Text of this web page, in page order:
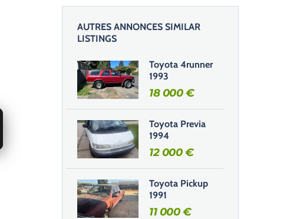
AUTRES ANNONCES SIMILAR
LISTINGS
Toyota 4runner
1993
18 000€
Toyota Previa
1994
12 000€
Toyota Pickup
1991
11 000€